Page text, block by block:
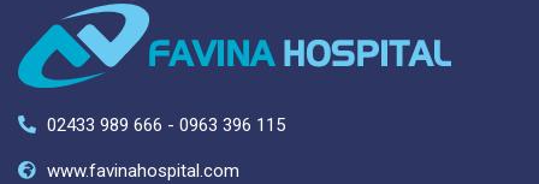
02433 989 666 - 0963 396 115
www.favinahospital.com